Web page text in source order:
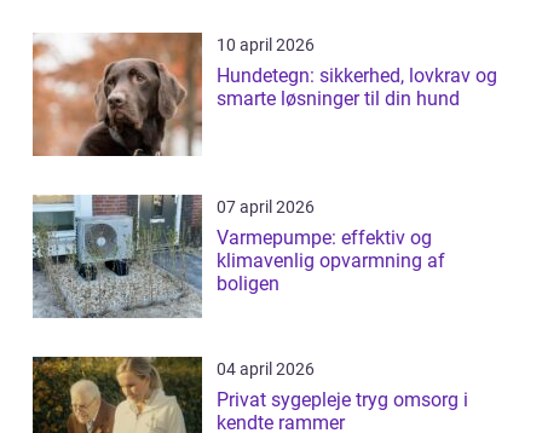
10 april 2026
Hundetegn: sikkerhed, lovkrav og
smarte løsninger til din hund
07 april 2026
Varmepumpe: effektiv og
klimavenlig opvarmning af
boligen
04 april 2026
Privat sygepleje tryg omsorg i
kendte rammer